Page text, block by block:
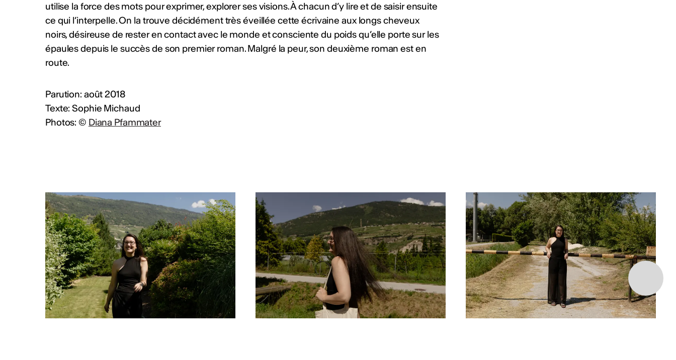
utilise la force des mots pour exprimer, explorer ses visions. À chacun d’y lire et de saisir ensuite
ce qui l’interpelle. On la trouve décidément très éveillée cette écrivaine aux longs cheveux
noirs, désireuse de rester en contact avec le monde et consciente du poids qu’elle porte sur les
épaules depuis le succès de son premier roman. Malgré la peur, son deuxième roman est en
route.
Parution: août 2018
Texte: Sophie Michaud
Photos: © Diana Pfammater